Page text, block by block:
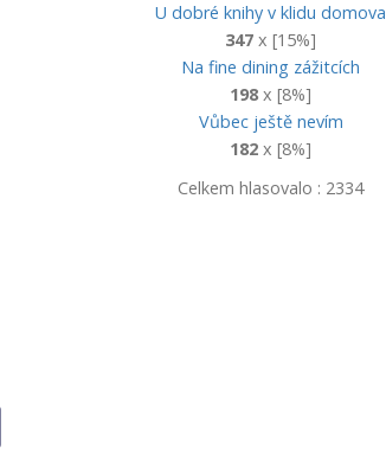
U dobré knihy v klidu domova
347 x [15%]
Na fine dining zážitcích
198 x [8%]
Vůbec ještě nevím
182 x [8%]
Celkem hlasovalo : 2334